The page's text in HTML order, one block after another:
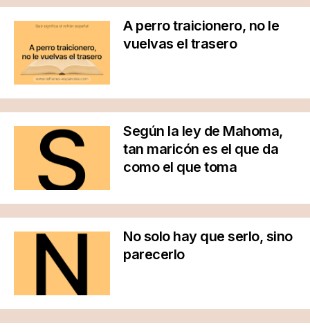
A perro traicionero, no le
vuelvas el trasero
Según la ley de Mahoma,
tan maricón es el que da
como el que toma
No solo hay que serlo, sino
parecerlo